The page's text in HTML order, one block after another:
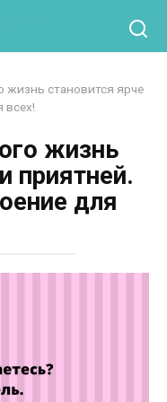
жизнь становится ярче
всех!
жизнь
приятней.
для